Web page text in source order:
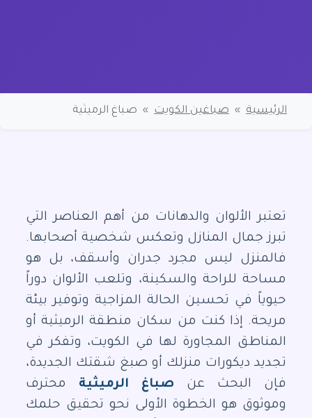
الرئيسية » صباغين الكويت » صباغ الرميثية
تعتبر الألوان والدهانات من أهم العناصر التي
تبرز جمال المنازل وتعكس شخصية أصحابها.
فالمنزل ليس مجرد جدران وأسقف، بل هو
مساحة للراحة والسكينة، وتلعب الألوان دوراً
حيوياً في تحسين الحالة المزاجية وتوفير بيئة
مريحة. إذا كنت من سكان منطقة الرميثية أو
المناطق المجاورة لها في الكويت، وتفكر في
تجديد ديكورات منزلك أو صبغ شقتك الجديدة،
فإن البحث عن صباغ الرميثية محترف
وموثوق هو الخطوة الأولى نحو تحقيق حلمك